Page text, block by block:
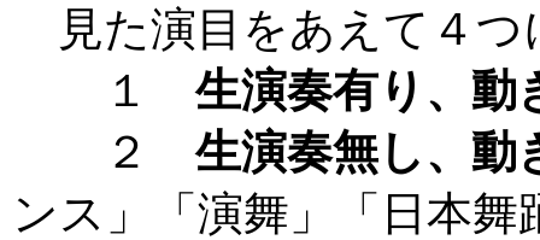
見た演目をあえて４つ
１生演奏有り、動
２生演奏無し、動
ンス」「演舞」「日本舞